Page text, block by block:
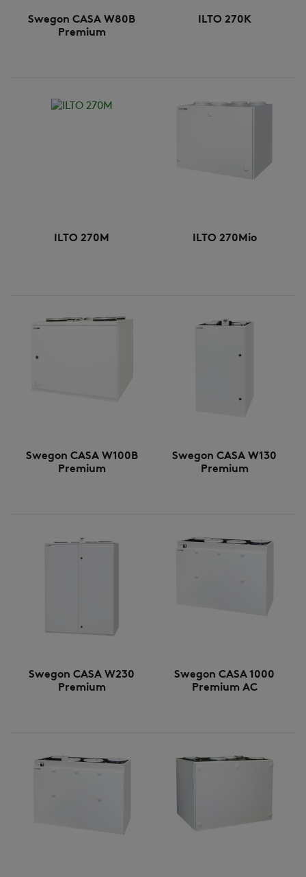
Swegon CASA W80B
Premium
ILTO 270K
ILTO 270M ILTO 270Mio
Swegon CASA W100B
Premium
Swegon CASA W130
Premium
Swegon CASA W230
Premium
Swegon CASA 1000
Premium AC